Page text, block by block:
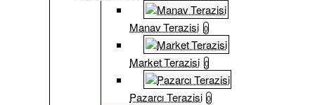
Manav Terazisi 0
Market Terazisi 0
Pazarcı Terazisi 0